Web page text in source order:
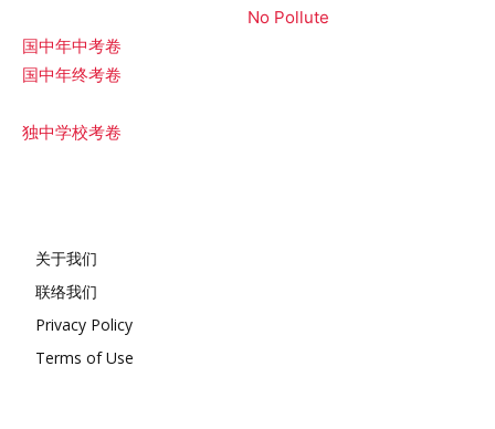
国中年中考卷
国中年终考卷
独中学校考卷
No Pollute
关于我们
联络我们
Privacy Policy
Terms of Use